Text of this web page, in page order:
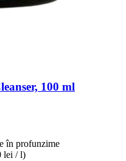
100 ml
în profunzime
lei / l)